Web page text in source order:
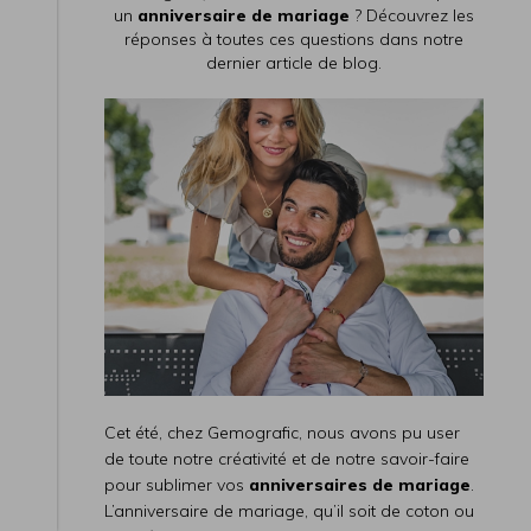
un anniversaire de mariage ? Découvrez les
réponses à toutes ces questions dans notre
dernier article de blog.
Cet été, chez Gemografic, nous avons pu user
de toute notre créativité et de notre savoir-faire
pour sublimer vos anniversaires de mariage.
L’anniversaire de mariage, qu’il soit de coton ou